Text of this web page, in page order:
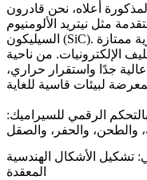
أعلاه، نحن قادرون
مثل
السيليكون (SiC). يوفر نيتريد الألومنيوم توصيلية حرارية ممتازة
الإلكترونيات. من ناحية
جدًا واستقرار حراري،
الرقمي للسيراميك:
والطحن، والحفر، والصقل
تشكيل الأشكال الهندسية
المعقدة